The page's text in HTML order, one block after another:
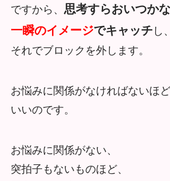
ですから、 思考すらおいつかな
一瞬のイメージでキャッチし、
それでブロックを外します。
お悩みに関係がなければないほど
いいのです。
お悩みに関係がない、
突拍子もないものほど、